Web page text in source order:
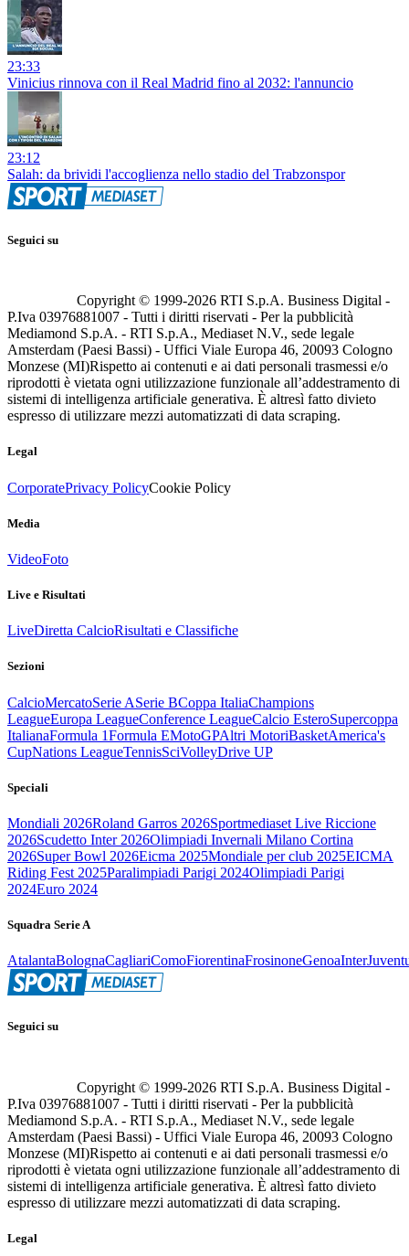
23:33
Vinicius rinnova con il Real Madrid fino al 2032: l'annuncio
23:12
Salah: da brividi l'accoglienza nello stadio del Trabzonspor
Seguici su
Copyright © 1999-2026 RTI S.p.A. Business Digital -
P.Iva 03976881007 - Tutti i diritti riservati - Per la pubblicità
Mediamond S.p.A. - RTI S.p.A., Mediaset N.V., sede legale
Amsterdam (Paesi Bassi) - Uffici Viale Europa 46, 20093 Cologno
Monzese (MI)Rispetto ai contenuti e ai dati personali trasmessi e/o
riprodotti è vietata ogni utilizzazione funzionale all’addestramento di
sistemi di intelligenza artificiale generativa. È altresì fatto divieto
espresso di utilizzare mezzi automatizzati di data scraping.
Legal
CorporatePrivacy PolicyCookie Policy
Media
VideoFoto
Live e Risultati
LiveDiretta CalcioRisultati e Classifiche
Sezioni
CalcioMercatoSerie ASerie BCoppa ItaliaChampions
LeagueEuropa LeagueConference LeagueCalcio EsteroSupercoppa
ItalianaFormula 1Formula EMotoGPAltri MotoriBasketAmerica's
CupNations LeagueTennisSciVolleyDrive UP
Speciali
Mondiali 2026Roland Garros 2026Sportmediaset Live Riccione
2026Scudetto Inter 2026Olimpiadi Invernali Milano Cortina
2026Super Bowl 2026Eicma 2025Mondiale per club 2025EICMA
Riding Fest 2025Paralimpiadi Parigi 2024Olimpiadi Parigi
2024Euro 2024
Squadra Serie A
AtalantaBolognaCagliariComoFiorentinaFrosinoneGenoaInter
Seguici su
Copyright © 1999-2026 RTI S.p.A. Business Digital -
P.Iva 03976881007 - Tutti i diritti riservati - Per la pubblicità
Mediamond S.p.A. - RTI S.p.A., Mediaset N.V., sede legale
Amsterdam (Paesi Bassi) - Uffici Viale Europa 46, 20093 Cologno
Monzese (MI)Rispetto ai contenuti e ai dati personali trasmessi e/o
riprodotti è vietata ogni utilizzazione funzionale all’addestramento di
sistemi di intelligenza artificiale generativa. È altresì fatto divieto
espresso di utilizzare mezzi automatizzati di data scraping.
Legal